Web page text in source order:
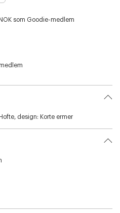
som Goodie-medlem
design: Korte ermer